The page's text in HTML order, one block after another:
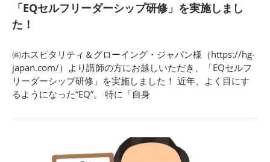
「EQセルフリーダーシップ研修」を実施しまし
た！
㈱ホスピタリティ＆グローイング・ジャパン様（https://hg-
japan.com/）より講師の方にお越しいただき、「EQセルフ
リーダーシップ研修」を実施しました！ 近年、よく目にす
るようになった“EQ”。 特に「自身